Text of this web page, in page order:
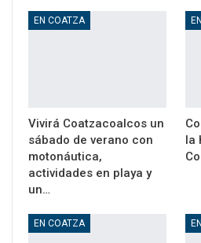
EN COATZA
Vivirá Coatzacoalcos un
sábado de verano con
motonáutica,
actividades en playa y
un…
EN COATZA